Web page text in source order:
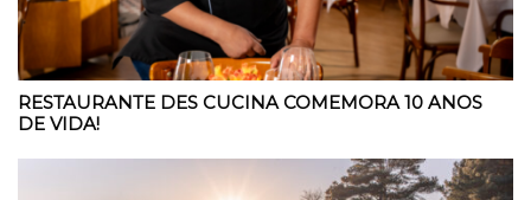
RESTAURANTE DES CUCINA COMEMORA 10 ANOS
DE VIDA!